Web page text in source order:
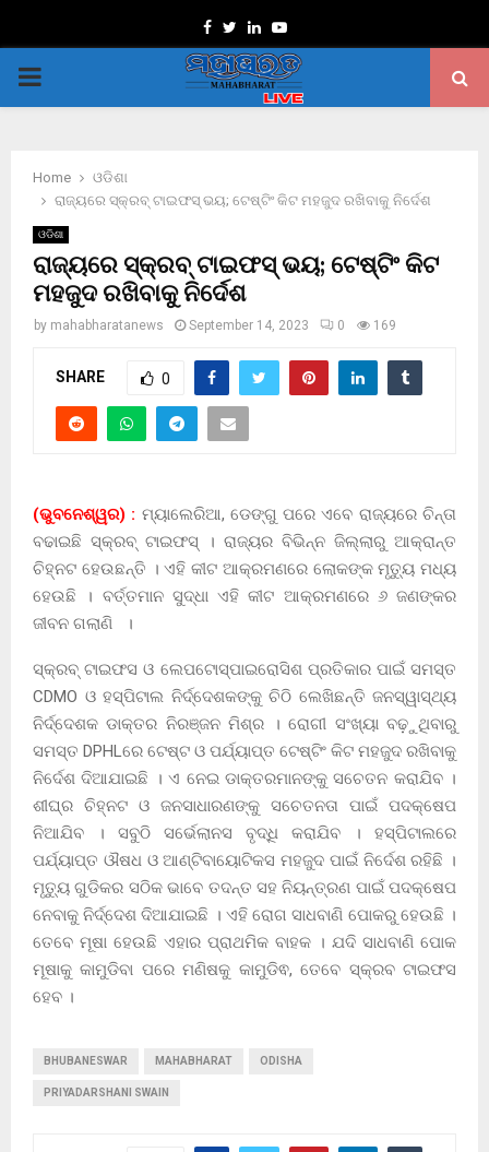
Facebook
TwitterLinkedinYoutube
PRIMARY
Home
ଓଡିଶା
ରାଜ୍ୟରେ ସ୍କ୍ରବ୍ ଟାଇଫସ୍‌ ଭୟ; ଟେଷ୍ଟିଂ କିଟ ମହଜୁଦ ରଖିବାକୁ ନିର୍ଦେଶ
ଓଡିଶା
ରାଜ୍ୟରେ ସ୍କ୍ରବ୍ ଟାଇଫସ୍‌ ଭୟ; ଟେଷ୍ଟିଂ କିଟ
ମହଜୁଦ ରଖିବାକୁ ନିର୍ଦେଶ
by mahabharatanews September 14, 2023 0 169
SHARE 0
(ଭୁବନେଶ୍ୱର) : ମ୍ୟାଲେରିଆ, ଡେଙ୍ଗୁ ପରେ ଏବେ ରାଜ୍ୟରେ ଚିନ୍ତା
ବଢାଇଛି ସ୍କ୍ରବ୍ ଟାଇଫସ୍‌ । ରାଜ୍ୟର ବିଭିନ୍ନ ଜିଲ୍ଲାରୁ ଆକ୍ରାନ୍ତ
ଚିହ୍ନଟ ହେଉଛନ୍ତି । ଏହି କୀଟ ଆକ୍ରମଣରେ ଲୋକଙ୍କ ମୃତ୍ୟୁ ମଧ୍ୟ
ହେଉଛି । ବର୍ତ୍ତମାନ ସୁଦ୍ଧା ଏହି କୀଟ ଆକ୍ରମଣରେ ୬ ଜଣଙ୍କର
ଜୀବନ ଗଲାଣି ।
ସ୍କ୍ରବ୍‌ ଟାଇଫସ ଓ ଲେପଟୋସ୍ପାଇରୋସିଶ ପ୍ରତିକାର ପାଇଁ ସମସ୍ତ
CDMO ଓ ହସ୍ପିଟାଲ ନିର୍ଦ୍ଦେଶକଙ୍କୁ ଚିଠି ଲେଖିଛନ୍ତି ଜନସ୍ୱାସ୍ଥ୍ୟ
ନିର୍ଦ୍ଦେଶକ ଡାକ୍ତର ନିରଞ୍ଜନ ମିଶ୍ର । ରୋଗୀ ସଂଖ୍ୟା ବଢ଼ୁଥିବାରୁ
ସମସ୍ତ DPHLରେ ଟେଷ୍ଟ ଓ ପର୍ଯ୍ୟାପ୍ତ ଟେଷ୍ଟିଂ କିଟ ମହଜୁଦ ରଖିବାକୁ
ନିର୍ଦେଶ ଦିଆଯାଇଛି । ଏ ନେଇ ଡାକ୍ତରମାନଙ୍କୁ ସଚେତନ କରାଯିବ ।
ଶୀଘ୍ର ଚିହ୍ନଟ ଓ ଜନସାଧାରଣଙ୍କୁ ସଚେତନତା ପାଇଁ ପଦକ୍ଷେପ
ନିଆଯିବ । ସବୁଠି ସର୍ଭେଲାନସ ବୃଦ୍ଧି କରାଯିବ । ହସ୍ପିଟାଲରେ
ପର୍ଯ୍ୟାପ୍ତ ଔଷଧ ଓ ଆଣ୍ଟିବାୟୋଟିକସ ମହଜୁଦ ପାଇଁ ନିର୍ଦେଶ ରହିଛି ।
ମୃତ୍ୟୁ ଗୁଡିକର ସଠିକ ଭାବେ ତଦନ୍ତ ସହ ନିୟନ୍ତ୍ରଣ ପାଇଁ ପଦକ୍ଷେପ
ନେବାକୁ ନିର୍ଦ୍ଦେଶ ଦିଆଯାଇଛି । ଏହି ରୋଗ ସାଧବାଣି ପୋକରୁ ହେଉଛି ।
ତେବେ ମୂଷା ହେଉଛି ଏହାର ପ୍ରାଥମିକ ବାହକ । ଯଦି ସାଧବାଣି ପୋକ
ମୂଷାକୁ କାମୁଡିବା ପରେ ମଣିଷକୁ କାମୁଡିଵ, ତେବେ ସ୍କ୍ରବ ଟାଇଫସ
ହେବ ।
BHUBANESWAR MAHABHARAT ODISHA
PRIYADARSHANI SWAIN